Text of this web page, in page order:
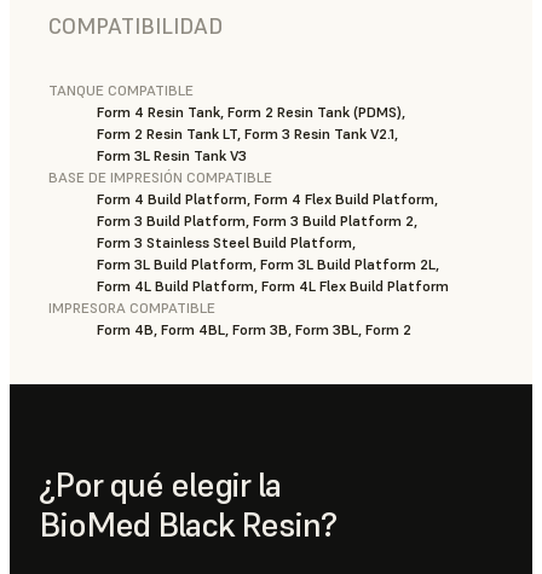
COMPATIBILIDAD
TANQUE COMPATIBLE
Form 4 Resin Tank, Form 2 Resin Tank (PDMS),
Form 2 Resin Tank LT, Form 3 Resin Tank V2.1,
Form 3L Resin Tank V3
BASE DE IMPRESIÓN COMPATIBLE
Form 4 Build Platform, Form 4 Flex Build Platform,
Form 3 Build Platform, Form 3 Build Platform 2,
Form 3 Stainless Steel Build Platform,
Form 3L Build Platform, Form 3L Build Platform 2L,
Form 4L Build Platform, Form 4L Flex Build Platform
IMPRESORA COMPATIBLE
Form 4B, Form 4BL, Form 3B, Form 3BL, Form 2
¿Por qué elegir la
BioMed Black Resin?